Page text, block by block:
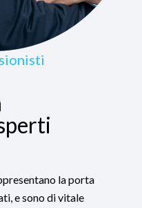
la porta
e sono di vitale